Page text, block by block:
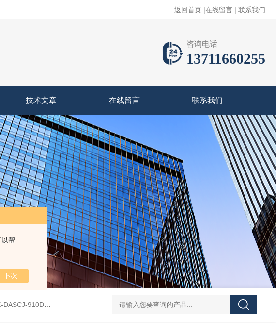
以帮
返回首页 |在线留言 | 联系我们
咨询电话
13711660255
技术文章 在线留言 联系我们
隔膜密封式压力变送器 EJA438E-DHSCJ-910DA隔膜密封式压力变送器